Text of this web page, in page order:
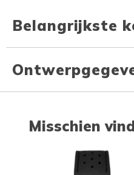
Belangrijkste
Misschien